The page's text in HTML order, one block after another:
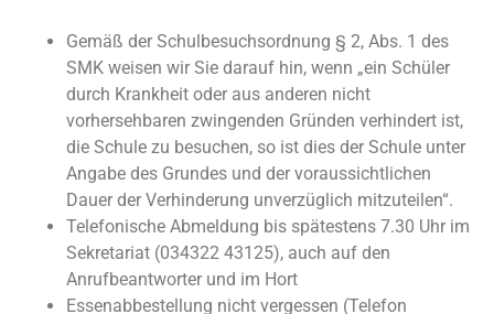
Gemäß der Schulbesuchsordnung § 2, Abs. 1 des
SMK weisen wir Sie darauf hin, wenn „ein Schüler
durch Krankheit oder aus anderen nicht
vorhersehbaren zwingenden Gründen verhindert ist,
die Schule zu besuchen, so ist dies der Schule unter
Angabe des Grundes und der voraussichtlichen
Dauer der Verhinderung unverzüglich mitzuteilen“.
Telefonische Abmeldung bis spätestens 7.30 Uhr im
Sekretariat (034322 43125), auch auf den
Anrufbeantworter und im Hort
Essenabbestellung nicht vergessen (Telefon